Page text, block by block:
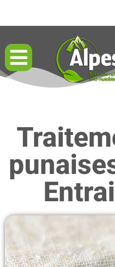
Résultats garantis par